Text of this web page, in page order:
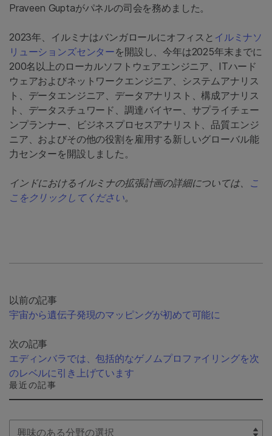
Praveen Guptaがパネルの司会を務めました。
2023年、イルミナはバンガロールにオフィスと イルミナソ
リューションズセンターを開設し、今年は2025年末までに
200名以上のローカルソフトウェアエンジニア、ITハード
ウェアおよびネットワークエンジニア、システムアナリス
ト、データエンジニア、データアナリスト、構成アナリス
ト、データスチュワード、調達バイヤー、サプライチェー
ンプランナー、ビジネスプロセスアナリスト、品質エンジ
ニア、およびその他の役割を雇用する新しいグローバル能
力センターを開設しました。
インドにおけるイルミナの拡張計画の詳細については、
こ
こをクリックしてください。
以前の記事
宇宙から遺伝子発現のマッピングが初めて可能に
次の記事
エディンバラでは、包括的なゲノムプロファイリングを次
のレベルに引き上げています
最近の記事
Select Filter